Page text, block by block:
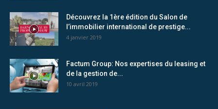
Découvrez la 1ère édition du Salon de
l’immobilier international de prestige...
4 janvier 2019
Factum Group: Nos expertises du leasing et
de la gestion de...
10 avril 2019